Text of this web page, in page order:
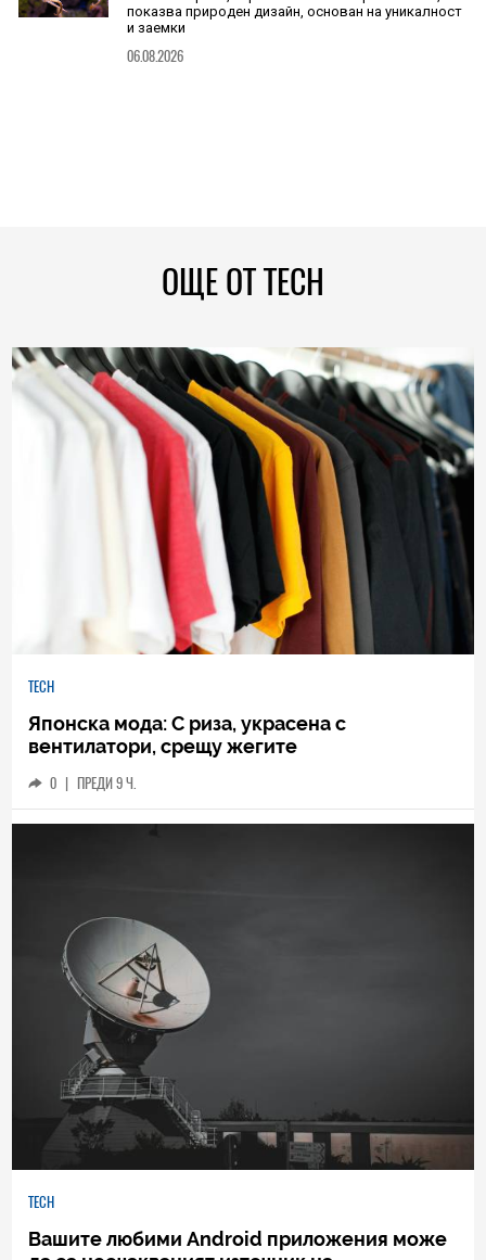
показва природен дизайн, основан на уникалност
и заемки
06.08.2026
ОЩЕ ОТ TECH
TECH
Японска мода: С риза, украсена с
вентилатори, срещу жегите
0 | ПРЕДИ 9 Ч.
TECH
Вашите любими Android приложения може